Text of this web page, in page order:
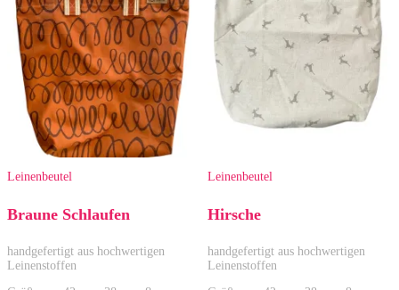
Leinenbeutel
Braune Schlaufen
handgefertigt aus hochwertigen
Leinenstoffen
Leinenbeutel
Hirsche
handgefertigt aus hochwertigen
Leinenstoffen